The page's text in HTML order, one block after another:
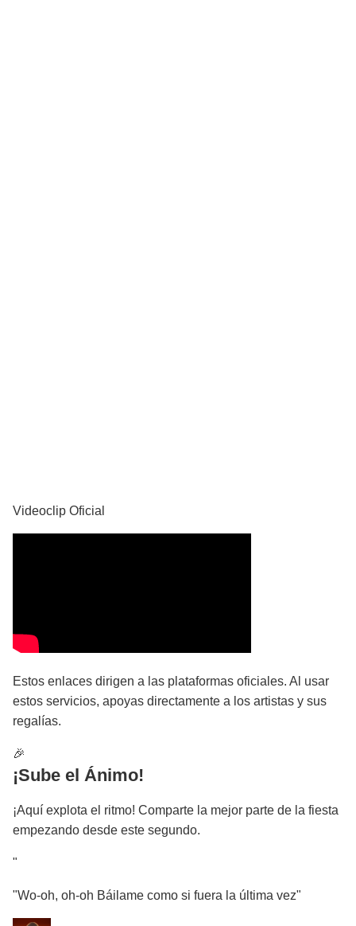
Videoclip Oficial
Estos enlaces dirigen a las plataformas oficiales. Al usar
estos servicios, apoyas directamente a los artistas y sus
regalías.
🎉
¡Sube el Ánimo!
¡Aquí explota el ritmo! Comparte la mejor parte de la fiesta
empezando desde este segundo.
"
"Wo-oh, oh-oh Báilame como si fuera la última vez"